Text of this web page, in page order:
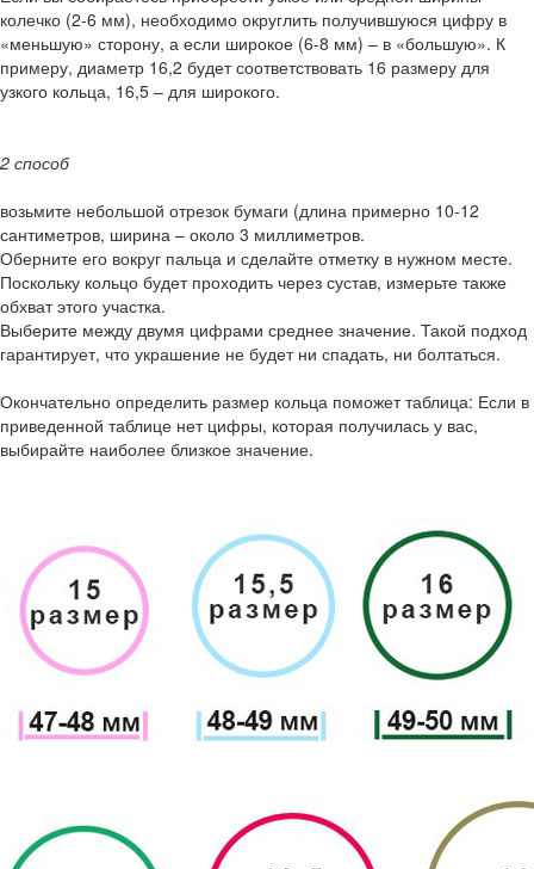
колечко (2-6 мм), необходимо округлить получившуюся цифру в
«меньшую» сторону, а если широкое (6-8 мм) – в «большую». К
примеру, диаметр 16,2 будет соответствовать 16 размеру для
узкого кольца, 16,5 – для широкого.
2 способ
возьмите небольшой отрезок бумаги (длина примерно 10-12
сантиметров, ширина – около 3 миллиметров.
Оберните его вокруг пальца и сделайте отметку в нужном месте.
Поскольку кольцо будет проходить через сустав, измерьте также
обхват этого участка.
Выберите между двумя цифрами среднее значение. Такой подход
гарантирует, что украшение не будет ни спадать, ни болтаться.
Окончательно определить размер кольца поможет таблица: Если в
приведенной таблице нет цифры, которая получилась у вас,
выбирайте наиболее близкое значение.